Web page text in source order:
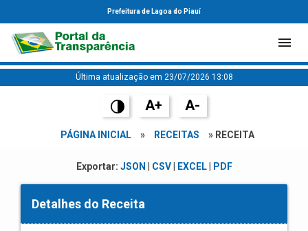
Prefeitura de Lagoa do Piauí
Última atualização em 23/07/2026 13:08
A+ A-
PÁGINA INICIAL » RECEITAS » RECEITA
Exportar: JSON CSV| EXCEL| PDF
Detalhes do Receita